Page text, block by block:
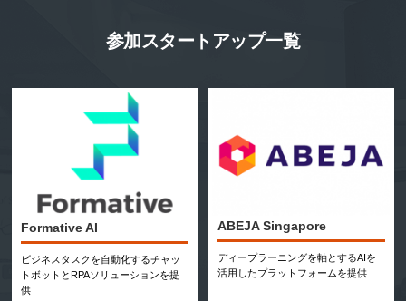
参加スタートアップ一覧
Formative AI
ビジネスタスクを自動化するチャッ
トボットとRPAソリューションを提
供
ABEJA Singapore
ディープラーニングを軸とするAIを
活用したプラットフォームを提供